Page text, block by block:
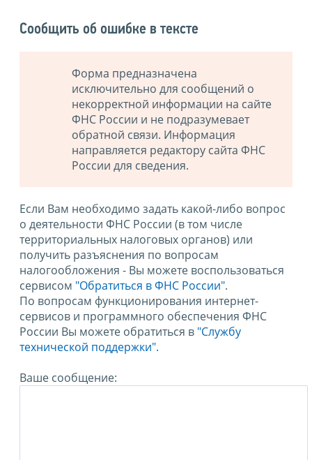
Сообщить об ошибке в тексте
Форма предназначена
исключительно для сообщений о
некорректной информации на сайте
ФНС России и не подразумевает
обратной связи. Информация
направляется редактору сайта ФНС
России для сведения.
Если Вам необходимо задать какой-либо вопрос
о деятельности ФНС России (в том числе
территориальных налоговых органов) или
получить разъяснения по вопросам
налогообложения - Вы можете воспользоваться
сервисом "Обратиться в ФНС России".
По вопросам функционирования интернет-
сервисов и программного обеспечения ФНС
России Вы можете обратиться в "Службу
технической поддержки".
Ваше сообщение: